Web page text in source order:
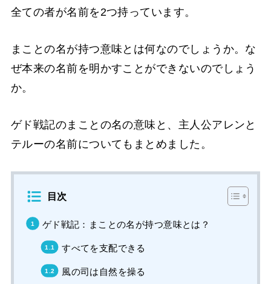
全ての者が名前を2つ持っています。
まことの名が持つ意味とは何なのでしょうか。な
ぜ本来の名前を明かすことができないのでしょう
か。
ゲド戦記のまことの名の意味と、主人公アレンと
テルーの名前についてもまとめました。
目次
ゲド戦記：まことの名が持つ意味とは？
すべてを支配できる
風の司は自然を操る